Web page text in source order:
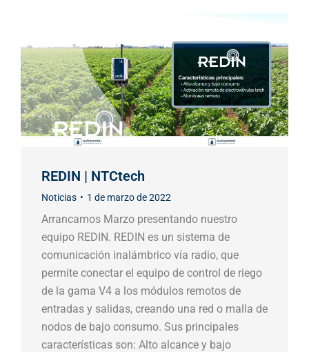
REDIN | NTCtech
Noticias 1 de marzo de 2022
Arrancamos Marzo presentando nuestro
equipo REDIN. REDIN es un sistema de
comunicación inalámbrico vía radio, que
permite conectar el equipo de control de riego
de la gama V4 a los módulos remotos de
entradas y salidas, creando una red o malla de
nodos de bajo consumo. Sus principales
características son: Alto alcance y bajo